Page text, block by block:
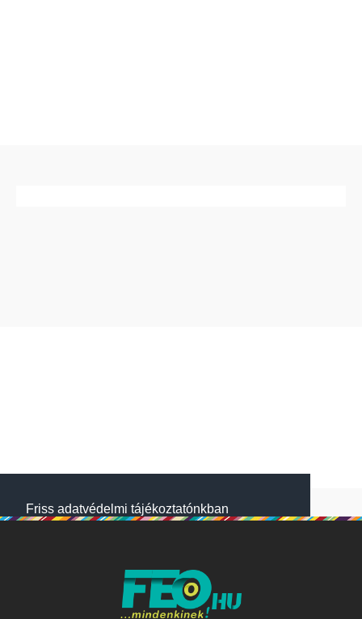
Friss adatvédelmi tájékoztatónkban
használunk a jobb működésért. A Website
NetSolution Média Zrt. 2018 május 25.
napjától hatályos adatkezelési tájékoztatóját